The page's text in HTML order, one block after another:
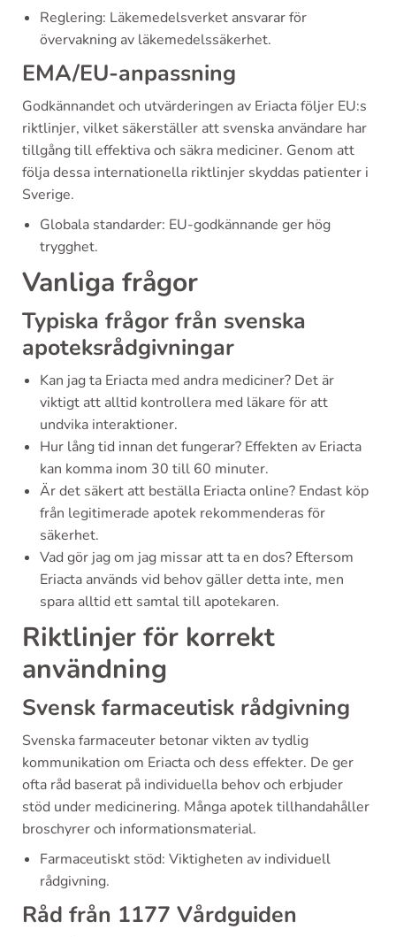
Reglering: Läkemedelsverket ansvarar för
övervakning av läkemedelssäkerhet.
EMA/EU-anpassning
Godkännandet och utvärderingen av Eriacta följer EU:s
riktlinjer, vilket säkerställer att svenska användare har
tillgång till effektiva och säkra mediciner. Genom att
följa dessa internationella riktlinjer skyddas patienter i
Sverige.
Globala standarder: EU-godkännande ger hög
trygghet.
Vanliga frågor
Typiska frågor från svenska
apoteksrådgivningar
Kan jag ta Eriacta med andra mediciner? Det är
viktigt att alltid kontrollera med läkare för att
undvika interaktioner.
Hur lång tid innan det fungerar? Effekten av Eriacta
kan komma inom 30 till 60 minuter.
Är det säkert att beställa Eriacta online? Endast köp
från legitimerade apotek rekommenderas för
säkerhet.
Vad gör jag om jag missar att ta en dos? Eftersom
Eriacta används vid behov gäller detta inte, men
spara alltid ett samtal till apotekaren.
Riktlinjer för korrekt
användning
Svensk farmaceutisk rådgivning
Svenska farmaceuter betonar vikten av tydlig
kommunikation om Eriacta och dess effekter. De ger
ofta råd baserat på individuella behov och erbjuder
stöd under medicinering. Många apotek tillhandahåller
broschyrer och informationsmaterial.
Farmaceutiskt stöd: Viktigheten av individuell
rådgivning.
Råd från 1177 Vårdguiden